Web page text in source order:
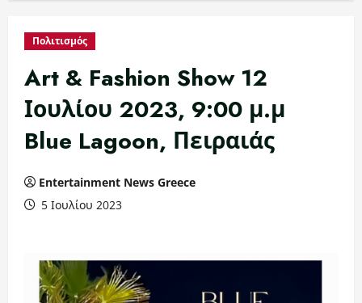
Πολιτισμός
Art & Fashion Show 12
Ιουλίου 2023, 9:00 μ.μ
Blue Lagoon, Πειραιάς
Entertainment News Greece
5 Ιουλίου 2023